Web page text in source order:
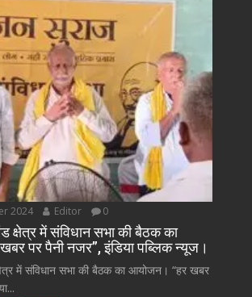
2024 Editor 0
क्षेत्र में संविधान सभा की बैठक का
पर पैनी नजर”, इंडिया पब्लिक न्यूज।
में संविधान सभा की बैठक का आयोजन। “हर खबर